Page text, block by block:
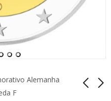
Alemanha
F